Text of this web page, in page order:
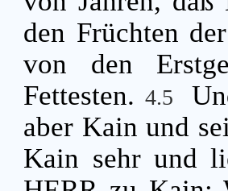
den Früchten
von den
Fettesten.4.5
aber Kain und
Kain sehr und